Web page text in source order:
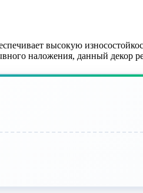
высокую
наложения, данный декор